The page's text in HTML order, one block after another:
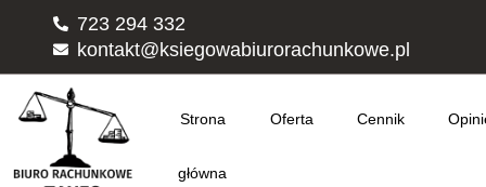
723 294 332
kontakt@ksiegowabiurorachunkowe.pl
Strona
główna
Oferta Cennik